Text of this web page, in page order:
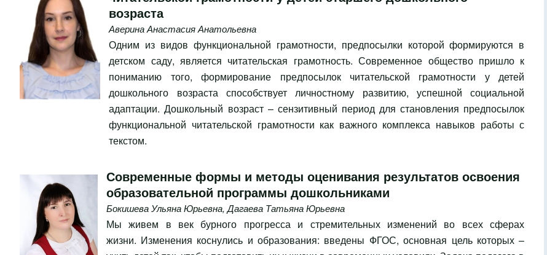
возраста
Аверина Анастасия Анатольевна
Одним из видов функциональной грамотности, предпосылки которой формируются в
детском саду, является читательская грамотность. Современное общество пришло к
пониманию того, формирование предпосылок читательской грамотности у детей
дошкольного возраста способствует личностному развитию, успешной социальной
адаптации. Дошкольный возраст – сензитивный период для становления предпосылок
функциональной читательской грамотности как важного комплекса навыков работы с
текстом.
Современные формы и методы оценивания результатов освоения
образовательной программы дошкольниками
Бокишева Ульяна Юрьевна,Дагаева Татьяна Юрьевна
Мы живем в век бурного прогресса и стремительных изменений во всех сферах
жизни. Изменения коснулись и образования: введены ФГОС, основная цель которых –